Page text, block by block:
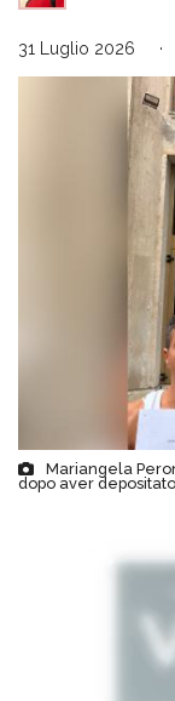
31 Luglio 2026
Mariangela
dopo aver